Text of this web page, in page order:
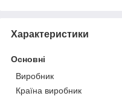
Характеристики
Основні
Виробник
Країна виробник